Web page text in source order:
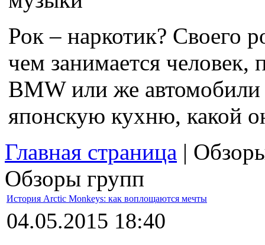
Рок – наркотик? Своего
чем занимается
BMW или же
японскую кухню, какой
Главная страница |
Обзоры групп
История Arctic Monkeys: как воплощаются мечты
04.05.2015 18:40